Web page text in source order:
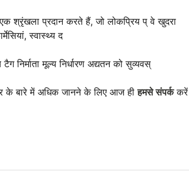
श्रृंखला प्रदान करते हैं, जो लोकप्रिय प् वे खुदरा
स्वास्थ्य द
निर्माता मूल्य निर्धारण अद्यतन को सुव्यवस्
के बारे में अधिक जानने के लिए आज हीहमसे संपर्ककरें